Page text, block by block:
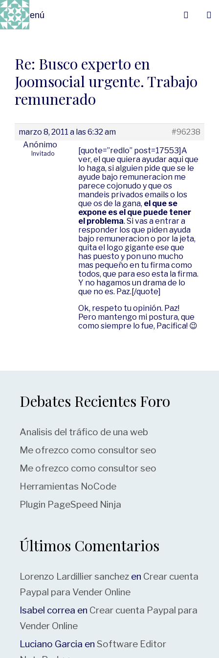
Menú
Re: Busco experto en
Joomsocial urgente. Trabajo
remunerado
marzo 8, 2011 a las 6:32 am
#96238
Anónimo
Invitado
[quote=”redlo” post=17553]A
ver, el que quiera ayudar aqui que
lo haga, si alguien pide que se le
ayude bajo remuneracion me
parece cojonudo y que os
mandeis privados emails o los
que os de la gana, el que se
expone es el que puede tener
el problema. Si vas a entrar a
responder los que piden ayuda
bajo remuneracion o por la jeta,
quita el logo gigante ese que
has puesto y pon uno mucho
mas pequeño en tu firma como
todos, que para eso esta la firma.
Y no hagamos un drama de lo
que no es. Paz.[/quote]
Ok, respeto tu opinión. Paz!
Pero mantengo mi postura, que
como siempre lo fue, Pacifica! 😉
Debates Recientes Foro
Analisis del tráfico de una web
Me ofrezco como consultor seo
Me ofrezco como consultor seo
Herramientas NoCode
Plugin PageSpeed Ninja
Últimos Comentarios
Lorenzo Lardillier sanchez en Crear cuenta
Paypal para Vender Online
Isabel correa en Crear cuenta Paypal para
Vender Online
Luciano Garcia en Software Editor